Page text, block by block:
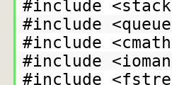
#include
#include
#include
#include
#include